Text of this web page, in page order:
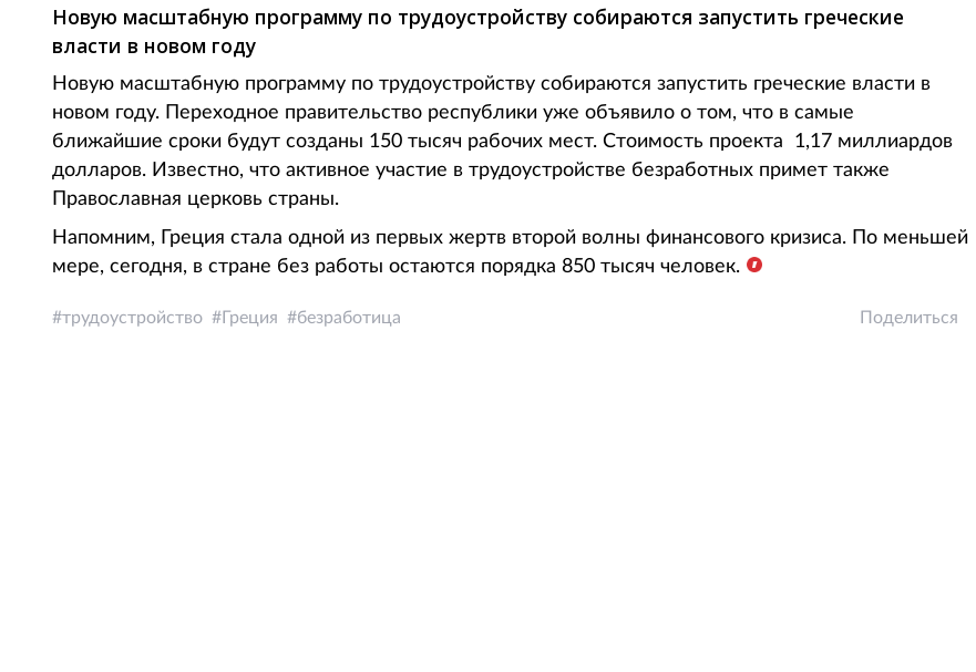
Новую масштабную программу по трудоустройству собираются запустить греческие
власти в новом году
Новую масштабную программу по трудоустройству собираются запустить греческие власти в
новом году. Переходное правительство республики уже объявило о том, что в самые
ближайшие сроки будут созданы 150 тысяч рабочих мест. Стоимость проекта 1,17 миллиардов
долларов. Известно, что активное участие в трудоустройстве безработных примет также
Православная церковь страны.
Напомним, Греция стала одной из первых жертв второй волны финансового кризиса. По меньшей
мере, сегодня, в стране без работы остаются порядка 850 тысяч человек.
трудоустройство Греция безработица Поделиться